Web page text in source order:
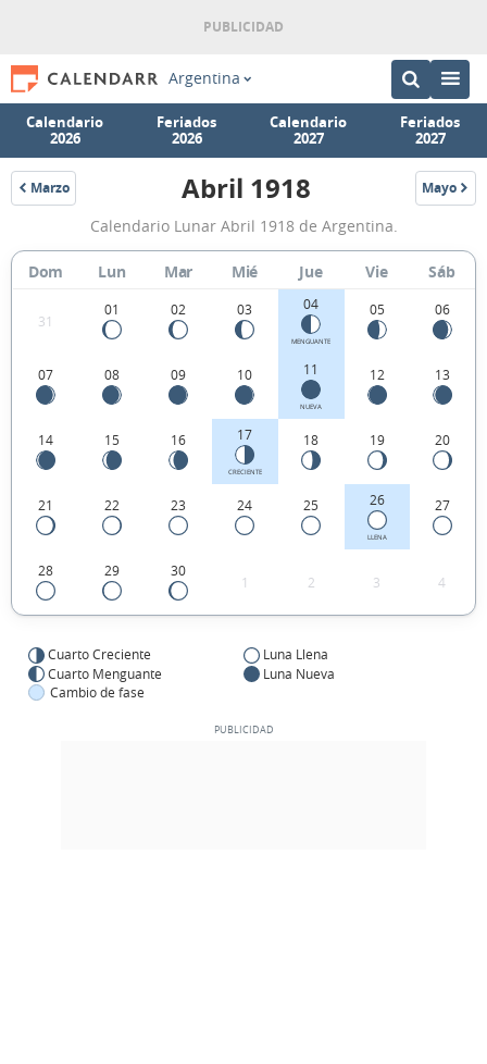
Argentina
Calendario
2026
Feriados
2026
Calendario
2027
Feriados
2027
Marzo
1918
Calendario
Lunar
Abril
1918
de
Argentina.
Abril 1918 Mayo
1918
Calendario Lunar Abril 1918 de Argentina.
Dom Lun Mar Mié Jue Vie Sáb
31
01 02 03 04
MENGUANTE
05 06
07 08 09 10 11
NUEVA
12 13
14 15 16 17
CRECIENTE
18 19 20
21 22 23 24 25 26
LLENA
27
28 29 30
1 2 3 4
Cuarto Creciente
Luna Llena
Cuarto Menguante
Luna Nueva
Cambio de fase